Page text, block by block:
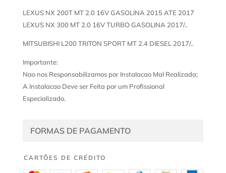
LEXUS NX 200T MT 2.0 16V GASOLINA 2015 ATE 2017
LEXUS NX 300 MT 2.0 16V TURBO GASOLINA 2017/..
MITSUBISHI L200 TRITON SPORT MT 2.4 DIESEL 2017/..
Importante:
Nao nos Responsabilizamos por Instalacao Mal Realizada;
A Instalacao Deve ser Feita por um Profissional
Especializado.
FORMAS DE PAGAMENTO
CARTÕES DE CRÉDITO